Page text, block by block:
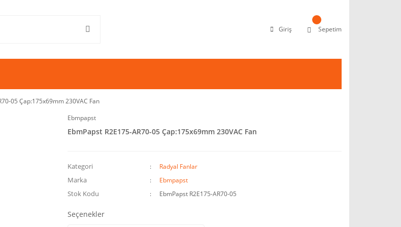
Giriş Sepetim
05 Çap:175x69mm 230VAC Fan
Ebmpapst
EbmPapst R2E175-AR70-05 Çap:175x69mm 230VAC Fan
Kategori Radyal Fanlar
Marka Ebmpapst
Stok Kodu EbmPapst R2E175-AR70-05
Seçenekler